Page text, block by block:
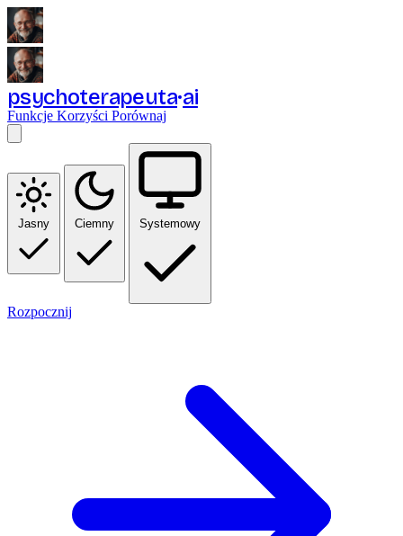
psychoterapeuta ai
Funkcje Korzyści Porównaj
Jasny Ciemny Systemowy
Rozpocznij